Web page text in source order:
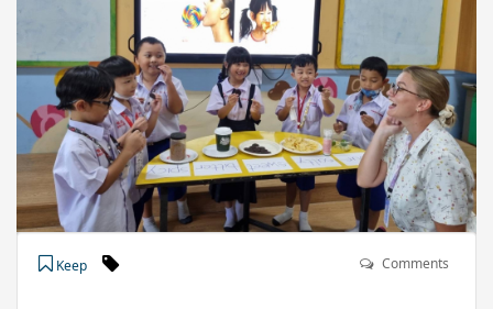
Keep Comments